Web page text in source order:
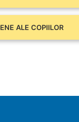
ALE COPIILOR